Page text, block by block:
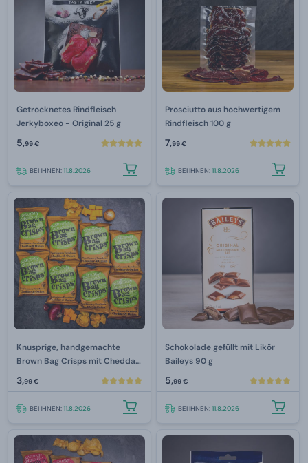
Getrocknetes Rindfleisch
Jerkyboxeo - Original 25 g
5,99 €
BEI IHNEN:11.8.2026
Prosciutto aus hochwertigem
Rindfleisch 100 g
7,99 €
BEI IHNEN:11.8.2026
Knusprige, handgemachte
Brown Bag Crisps mit Cheddar
und Zwiebel 40 g
3,99 €
BEI IHNEN:11.8.2026
Schokolade gefüllt mit Likör
Baileys 90 g
5,99 €
BEI IHNEN:11.8.2026